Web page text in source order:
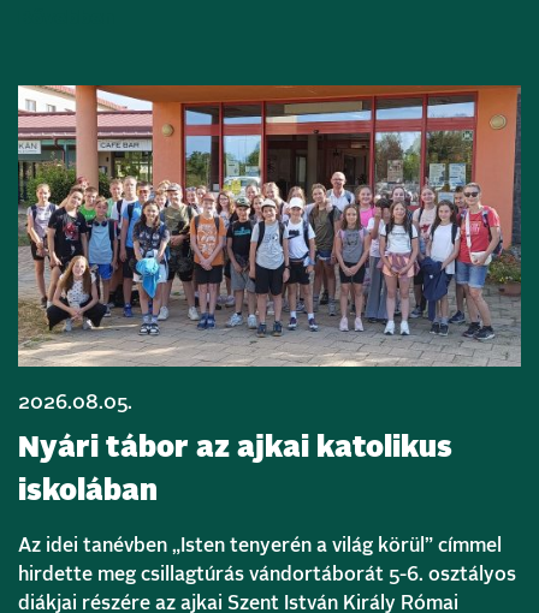
2026.08.05.
Nyári tábor az ajkai katolikus
iskolában
Az idei tanévben „Isten tenyerén a világ körül” címmel
hirdette meg csillagtúrás vándortáborát 5-6. osztályos
diákjai részére az ajkai Szent István Király Római